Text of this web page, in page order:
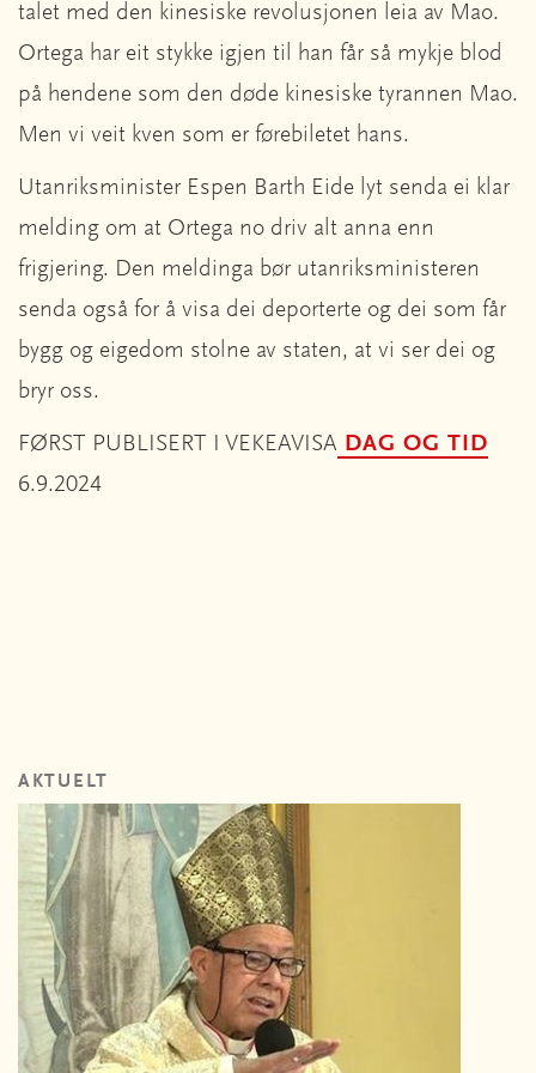
talet med den kinesiske revolusjonen leia av Mao.
Ortega har eit stykke igjen til han får så mykje blod
på hendene som den døde kinesiske tyrannen Mao.
Men vi veit kven som er førebiletet hans.
Utanriksminister Espen Barth Eide lyt senda ei klar
melding om at Ortega no driv alt anna enn
frigjering. Den meldinga bør utanriksministeren
senda også for å visa dei deporterte og dei som får
bygg og eigedom stolne av staten, at vi ser dei og
bryr oss.
FØRST PUBLISERT I VEKEAVISA DAG OG TID
6.9.2024
AKTUELT